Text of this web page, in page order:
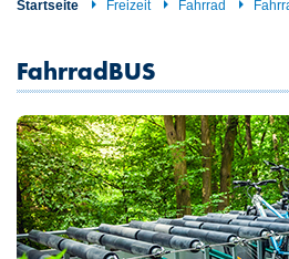
Startseite Freizeit Fahrrad
FahrradBUS